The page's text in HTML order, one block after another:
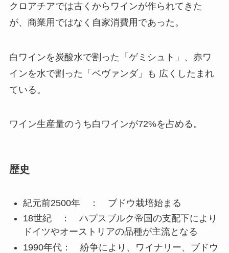
クロアチアでは古くからワインが作られてきた
が、商業用ではなく自家消費用であった。
白ワインを炭酸水で割った「ゲミシュト」、赤ワ
インを水で割った「ベヴァンダ」も 広くしたまれ
ている。
ワイン生産量のうち白ワインが72%を占める。
歴史
紀元前2500年 ： ブドウ栽培始まる
18世紀 ： ハプスブルク帝国の支配下により
ドイツやオーストリアの品種が主流となる
1990年代： 紛争により、ワイナリー、ブドウ